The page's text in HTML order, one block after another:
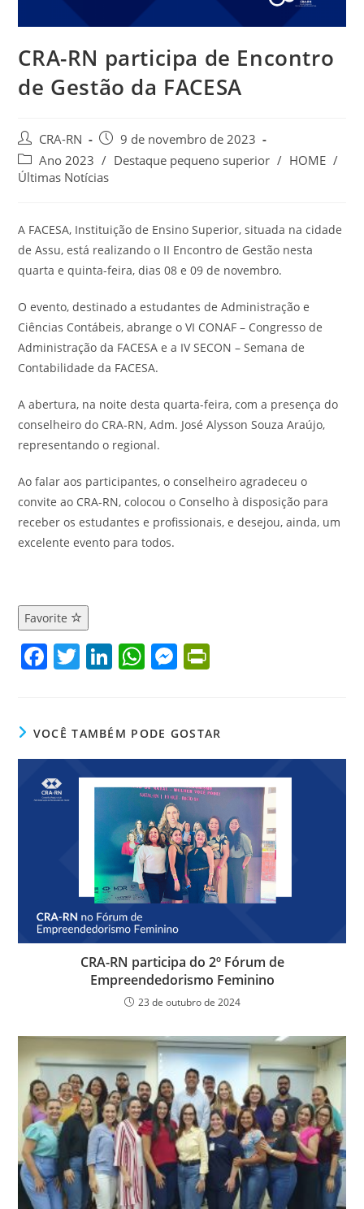
CRA-RN participa de Encontro
de Gestão da FACESA
Autor
do
post:
CRA-RN
Post
publicado:
9 de novembro de 2023
Categoria
do
Ano 2023 / Destaque pequeno superior / HOME /
Últimas Notícias
A FACESA, Instituição de Ensino Superior, situada na cidade
de Assu, está realizando o II Encontro de Gestão nesta
quarta e quinta-feira, dias 08 e 09 de novembro.
O evento, destinado a estudantes de Administração e
Ciências Contábeis, abrange o VI CONAF – Congresso de
Administração da FACESA e a IV SECON – Semana de
Contabilidade da FACESA.
A abertura, na noite desta quarta-feira, com a presença do
conselheiro do CRA-RN, Adm. José Alysson Souza Araújo,
representando o regional.
Ao falar aos participantes, o conselheiro agradeceu o
convite ao CRA-RN, colocou o Conselho à disposição para
receber os estudantes e profissionais, e desejou, ainda, um
excelente evento para todos.
Favorite
F
e
b
o
o
T
er
Li
e
dI
n
W
s
A
p
p
M
e
n
g
er
ri
e
n
dl
y
VOCÊ TAMBÉM PODE GOSTAR
CRA-RN participa do 2º Fórum de
Empreendedorismo Feminino
23 de outubro de 2024